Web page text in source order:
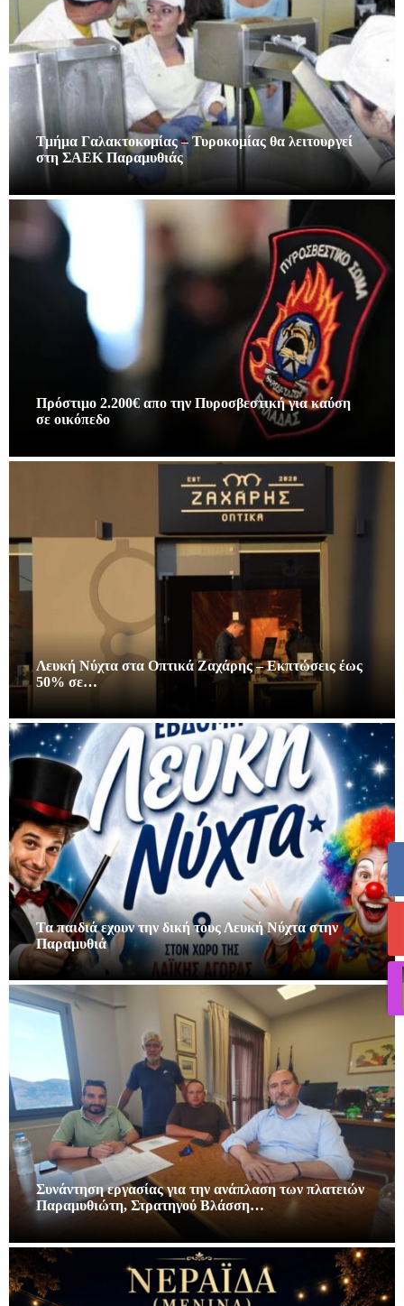
Τμήμα Γαλακτοκομίας – Τυροκομίας θα λειτουργεί
στη ΣΑΕΚ Παραμυθιάς
Πρόστιμο 2.200€ απο την Πυροσβεστική για καύση
σε οικόπεδο
Λευκή Νύχτα στα Οπτικά Ζαχάρης – Εκπτώσεις έως
50% σε…
Τα παιδιά εχουν την δική τους Λευκή Νύχτα στην
Παραμυθιά
Συνάντηση εργασίας για την ανάπλαση των πλατειών
Παραμυθιώτη, Στρατηγού Βλάσση…